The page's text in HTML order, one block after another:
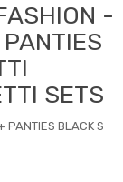
-
SETS
PANTIES BLACK S